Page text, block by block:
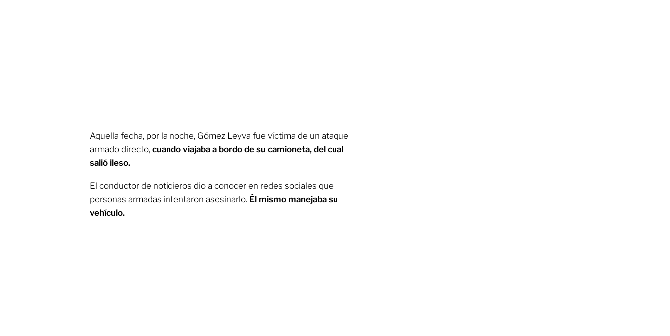
Aquella fecha, por la noche, Gómez Leyva fue víctima de un ataque
armado directo, cuando viajaba a bordo de su camioneta, del cual
salió ileso.
El conductor de noticieros dio a conocer en redes sociales que
personas armadas intentaron asesinarlo. Él mismo manejaba su
vehículo.